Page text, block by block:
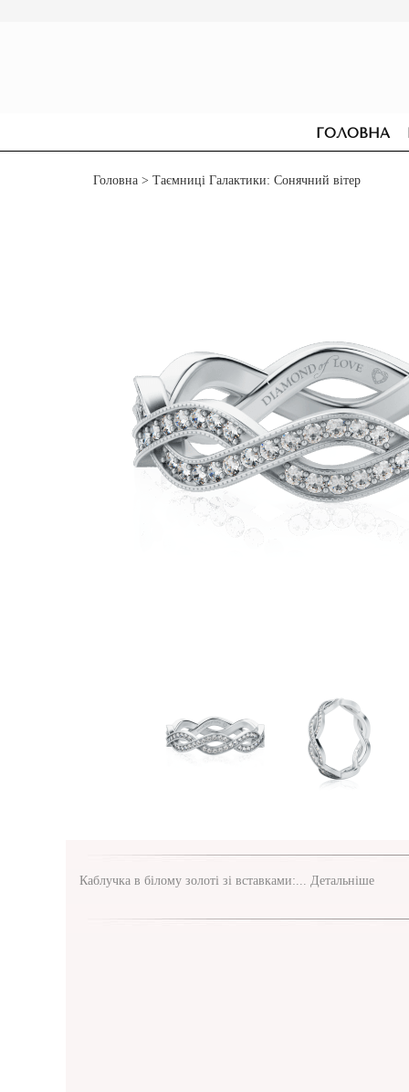
ГОЛОВНА
ДЛЯ ЗАРУЧИН
СЕРЕЖКИ
Головна > Таємниці Галактики: Сонячний вітер
Каблучка в білому золоті зі вставками:... Детальніше